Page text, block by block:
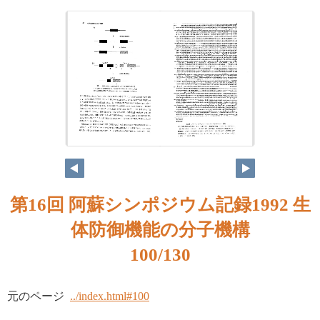
第16回 阿蘇シンポジウム記録1992 生
体防御機能の分子機構
100/130
元のページ ../index.html#100